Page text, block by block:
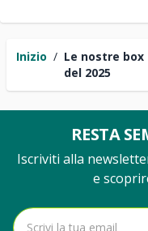
Inizio / Le nostre box
del 2025
RESTA
Iscriviti alla
e